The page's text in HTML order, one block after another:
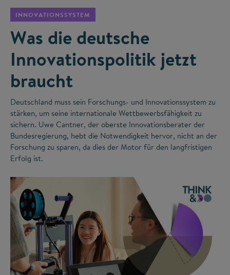
INNOVATIONSSYSTEM
Was die deutsche
Innovationspolitik jetzt
braucht
Deutschland muss sein Forschungs- und Innovationssystem zu
stärken, um seine internationale Wettbewerbsfähigkeit zu
sichern. Uwe Cantner, der oberste Innovationsberater der
Bundesregierung, hebt die Notwendigkeit hervor, nicht an der
Forschung zu sparen, da dies der Motor für den langfristigen
Erfolg ist.